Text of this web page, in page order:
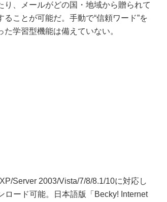
、メールがどの国・地域から贈られて
ことが可能だ。手動で“信頼ワード”を
学習型機能は備えていない。
Server 2003/Vista/7/8/8.1/10に対応し
ロード可能。日本語版「Becky! Internet